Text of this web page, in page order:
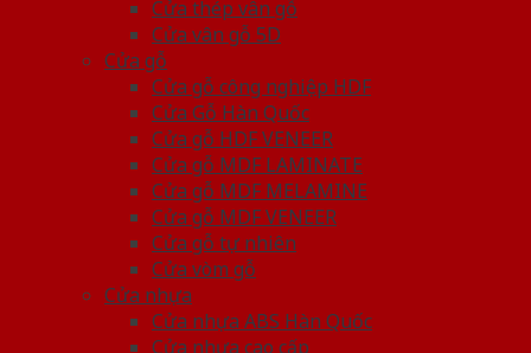
Cửa thép vân gỗ
Cửa vân gỗ 5D
Cửa gỗ
Cửa gỗ công nghiệp HDF
Cửa Gỗ Hàn Quốc
Cửa gỗ HDF VENEER
Cửa gỗ MDF LAMINATE
Cửa gỗ MDF MELAMINE
Cửa gỗ MDF VENEER
Cửa gỗ tự nhiên
Cửa vòm gỗ
Cửa nhựa
Cửa nhựa ABS Hàn Quốc
Cửa nhựa cao cấp